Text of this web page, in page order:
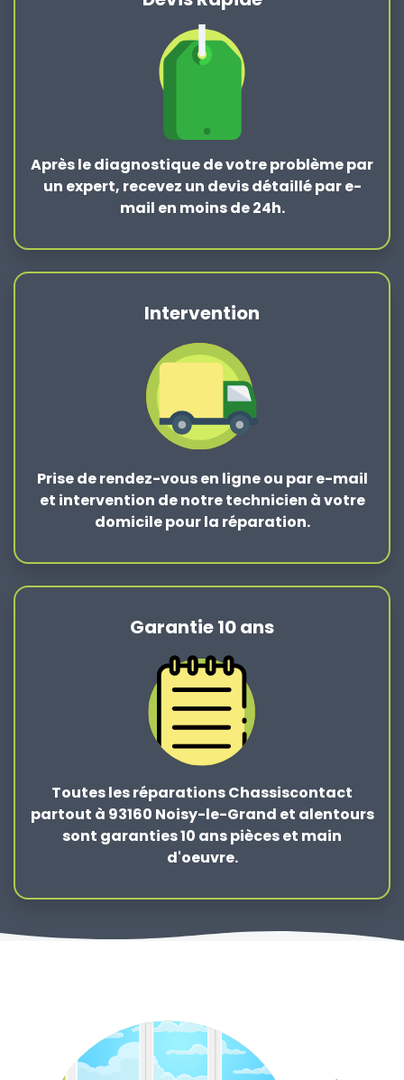
Après lediagnostique de votre problèmepar
un expert, recevez un devis détaillé par e-
mail en moins de 24h.
Intervention
Prise de rendez-vous en ligne ou par e-mail
et intervention de notre technicien à votre
domicile pour la réparation.
Garantie 10 ans
Toutes les réparations Chassiscontact
partout à 93160 Noisy-le-Grand et alentours
sont garanties 10 ans pièces et main
d'oeuvre.